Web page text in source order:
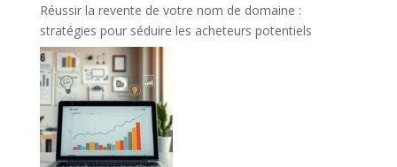
Réussir la revente de votre nom de domaine :
stratégies pour séduire les acheteurs potentiels